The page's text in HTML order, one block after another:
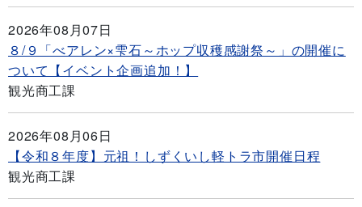
2026年08月07日
８/９「べアレン×雫石～ホップ収穫感謝祭～」の開催に
ついて【イベント企画追加！】
観光商工課
2026年08月06日
【令和８年度】元祖！しずくいし軽トラ市開催日程
観光商工課